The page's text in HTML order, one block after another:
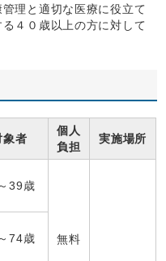
理と適切な医療に役立て
４０歳以上の方に対して
象者
個人
負担
実施場所
39歳
無料
74歳